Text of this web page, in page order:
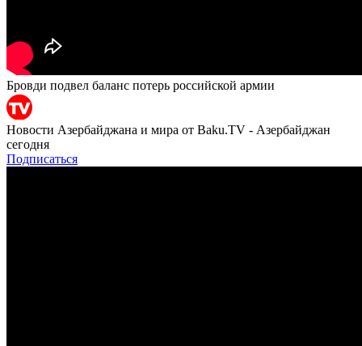
Бровди подвел баланс потерь российской армии
Новости Азербайджана и мира от Baku.TV - Азербайджан
сегодня
Подписаться